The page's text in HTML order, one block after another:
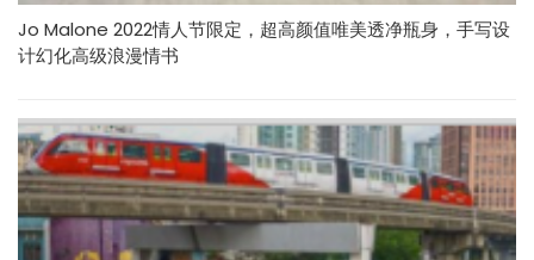
Jo Malone 2022情人节限定，超高颜值唯美透净瓶身，手写设
计幻化高级浪漫情书